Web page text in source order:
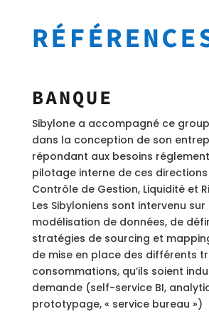
BANQUE
Sibylone a accompagné ce
dans la conception de son
répondant aux besoins
pilotage interne de ces
Contrôle de Gestion, Liquidité et
Les Sibyloniens sont intervenu
modélisation de données, de
stratégies de sourcing et
de mise en place des différents
consommations, qu’ils soient
demande (self-service BI,
prototypage, « service bureau »)